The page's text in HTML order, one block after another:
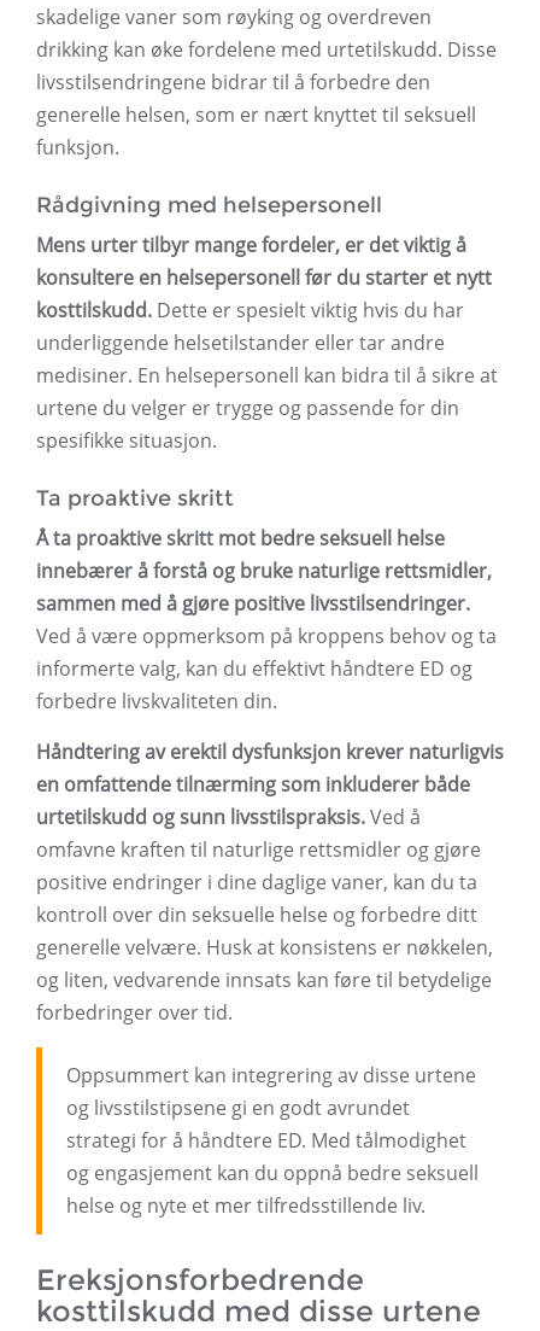
skadelige vaner som røyking og overdreven
drikking kan øke fordelene med urtetilskudd. Disse
livsstilsendringene bidrar til å forbedre den
generelle helsen, som er nært knyttet til seksuell
funksjon.
Rådgivning med helsepersonell
Mens urter tilbyr mange fordeler, er det viktig å
konsultere en helsepersonell før du starter et nytt
kosttilskudd. Dette er spesielt viktig hvis du har
underliggende helsetilstander eller tar andre
medisiner. En helsepersonell kan bidra til å sikre at
urtene du velger er trygge og passende for din
spesifikke situasjon.
Ta proaktive skritt
Å ta proaktive skritt mot bedre seksuell helse
innebærer å forstå og bruke naturlige rettsmidler,
sammen med å gjøre positive livsstilsendringer.
Ved å være oppmerksom på kroppens behov og ta
informerte valg, kan du effektivt håndtere ED og
forbedre livskvaliteten din.
Håndtering av erektil dysfunksjon krever naturligvis
en omfattende tilnærming som inkluderer både
urtetilskudd og sunn livsstilspraksis.Ved å
omfavne kraften til naturlige rettsmidler og gjøre
positive endringer i dine daglige vaner, kan du ta
kontroll over din seksuelle helse og forbedre ditt
generelle velvære. Husk at konsistens er nøkkelen,
og liten, vedvarende innsats kan føre til betydelige
forbedringer over tid.
Oppsummert kan integrering av disse urtene
og livsstilstipsene gi en godt avrundet
strategi for å håndtere ED. Med tålmodighet
og engasjement kan du oppnå bedre seksuell
helse og nyte et mer tilfredsstillende liv.
Ereksjonsforbedrende
kosttilskudd med disse urtene